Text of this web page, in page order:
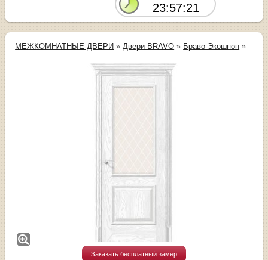
23:57:20
МЕЖКОМНАТНЫЕ ДВЕРИ » Двери BRAVO » Браво Экошпон »
Заказать бесплатный замер